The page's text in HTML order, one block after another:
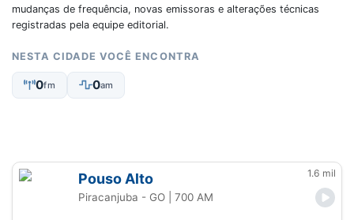
mudanças de frequência, novas emissoras e alterações técnicas
registradas pela equipe editorial.
NESTA CIDADE VOCÊ ENCONTRA
0fm 0am
Pouso Alto 1.6 mil
Piracanjuba - GO | 700 AM